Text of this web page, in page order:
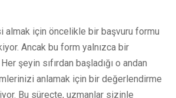
almak için öncelikle bir başvuru formu
Ancak bu form yalnızca bir
şeyin sıfırdan başladığı o andan
anlamak için bir değerlendirme
Bu süreçte, uzmanlar sizinle